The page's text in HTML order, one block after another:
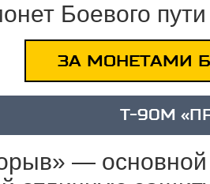
Боевого
ЗА МОНЕТАМИ
Т-90М
— основной